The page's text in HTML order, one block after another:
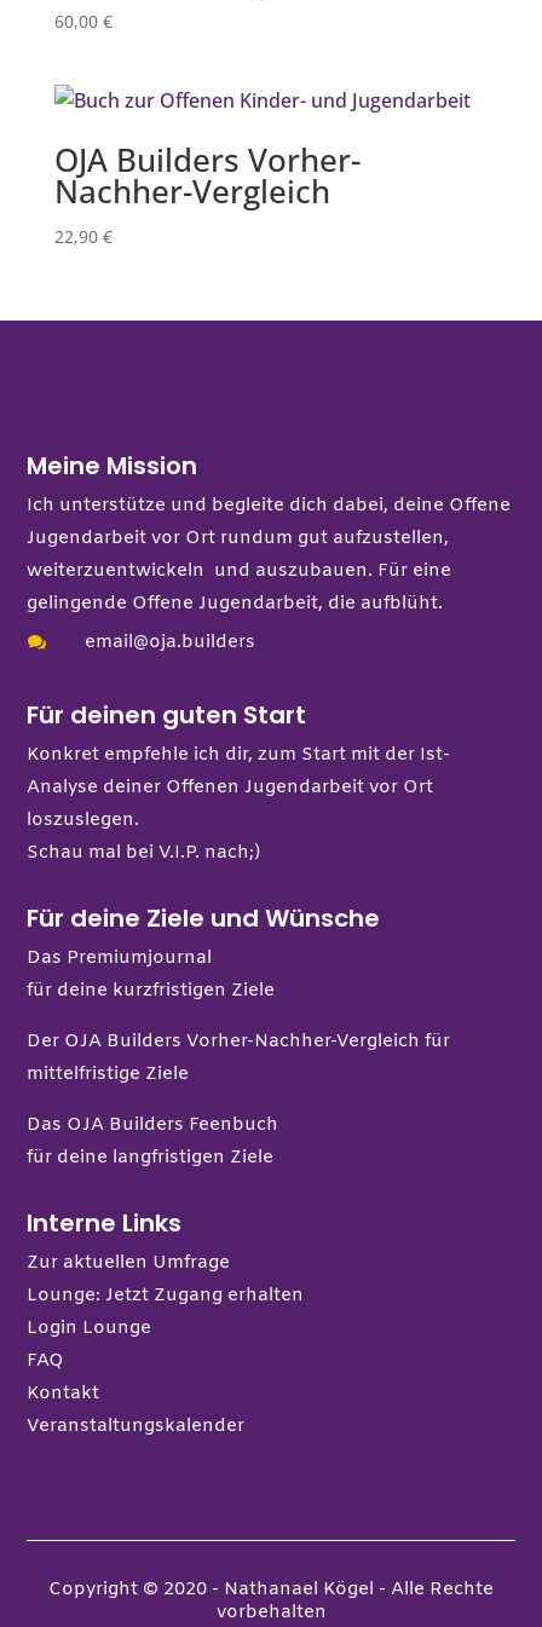
60,00 €
OJA Builders Vorher-
Nachher-Vergleich
22,90 €
Meine Mission
Ich unterstütze und begleite dich dabei, deine Offene
Jugendarbeit vor Ort rundum gut aufzustellen,
weiterzuentwickeln und auszubauen. Für eine
gelingende Offene Jugendarbeit, die aufblüht.
 email@oja.builders
Für deinen guten Start
Konkret empfehle ich dir, zum Start mit der Ist-
Analyse deiner Offenen Jugendarbeit vor Ort
loszuslegen.
Schau mal beiV.I.P. nach;)
Für deine Ziele und Wünsche
Das Premiumjournal
für deine kurzfristigen Ziele
Der OJA Builders Vorher-Nachher-Vergleich für
mittelfristige Ziele
Das OJA Builders Feenbuch
für deine langfristigen Ziele
Interne Links
Zur aktuellen Umfrage
Lounge: Jetzt Zugang erhalten
Login Lounge
FAQ
Kontakt
Veranstaltungskalender
Copyright © 2020 - Nathanael Kögel - Alle Rechte
vorbehalten